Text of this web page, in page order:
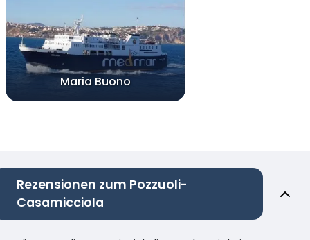
Maria Buono
Rezensionen zum Pozzuoli-
Casamicciola